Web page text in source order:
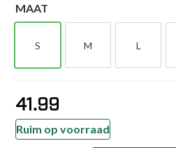
MAAT
S
S
M
M
L
L
41.99
Ruim op voorraad